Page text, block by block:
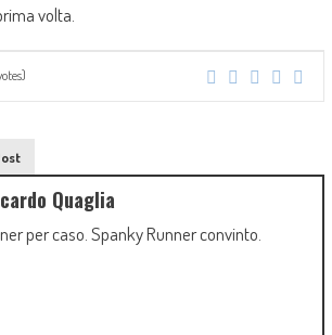
volta.
Quaglia
per caso. Spanky Runner convinto.